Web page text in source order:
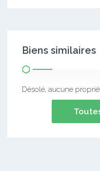
Biens similaires
Désolé, aucune